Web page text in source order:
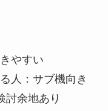
やすい
人：サブ機向き
討余地あり